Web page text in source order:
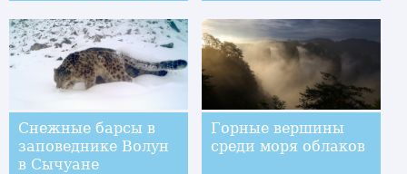
обыграли соперниц
из ЮАР со счетом
Снежные барсы в
заповеднике Волун
в Сычуане
Горные вершины
среди моря облаков